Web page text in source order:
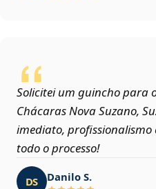
Solicitei um guincho para
Chácaras Nova Suzano,
imediato,
todo o processo!
DS Danilo S.